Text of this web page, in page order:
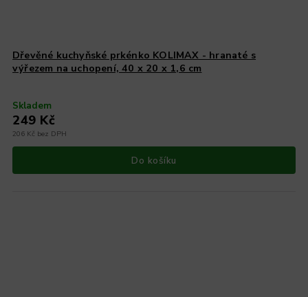
Dřevěné kuchyňské prkénko KOLIMAX - hranaté s
výřezem na uchopení, 40 x 20 x 1,6 cm
Skladem
206 Kč bez DPH
249 Kč
Do košíku